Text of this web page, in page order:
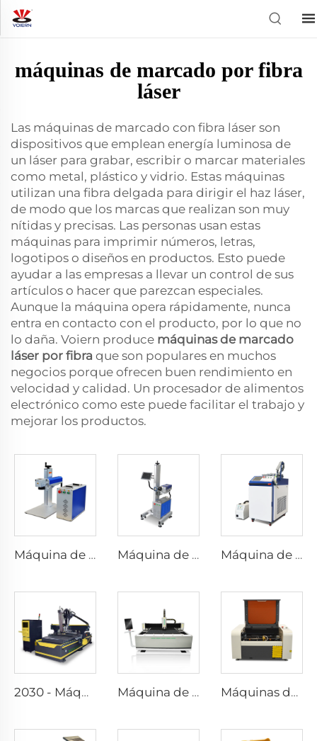
máquinas de marcado por fibra
láser
Las máquinas de marcado con fibra láser son
dispositivos que emplean energía luminosa de
un láser para grabar, escribir o marcar materiales
como metal, plástico y vidrio. Estas máquinas
utilizan una fibra delgada para dirigir el haz láser,
de modo que los marcas que realizan son muy
nítidas y precisas. Las personas usan estas
máquinas para imprimir números, letras,
logotipos o diseños en productos. Esto puede
ayudar a las empresas a llevar un control de sus
artículos o hacer que parezcan especiales.
Aunque la máquina opera rápidamente, nunca
entra en contacto con el producto, por lo que no
lo daña. Voiern produce máquinas de marcado
láser por fibra que son populares en muchos
negocios porque ofrecen buen rendimiento en
velocidad y calidad. Un procesador de alimentos
electrónico como este puede facilitar el trabajo y
mejorar los productos.
Máquina de marcado por láser de tipo split Máquina de marcado por láser voladora Máquina de Soldadura Láser
2030 - Máquina de Ruteado CNC Atc (Atc de Tipo Lineal) Máquina de corte por láser de fibra1530 Máquinas de grabado y corte por láser 4040